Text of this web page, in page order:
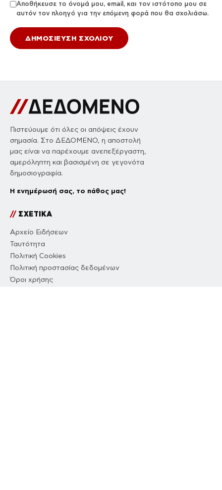
Αποθήκευσε το όνομά μου, email, και τον ιστότοπο μου σε
αυτόν τον πλοηγό για την επόμενη φορά που θα σχολιάσω.
Πιστεύουμε ότι όλες οι απόψεις έχουν
σημασία. Στο ΔΕΔΟΜΕΝΟ, η αποστολή
μας είναι να παρέχουμε ανεπεξέργαστη,
αμερόληπτη και βασισμένη σε γεγονότα
δημοσιογραφία.
Η ενημέρωσή σας, το πάθος μας!
//ΣΧΕΤΙΚΑ
Αρχείο Ειδήσεων
Ταυτότητα
Πολιτική Cookies
Πολιτική προστασίας δεδομένων
Όροι χρήσης